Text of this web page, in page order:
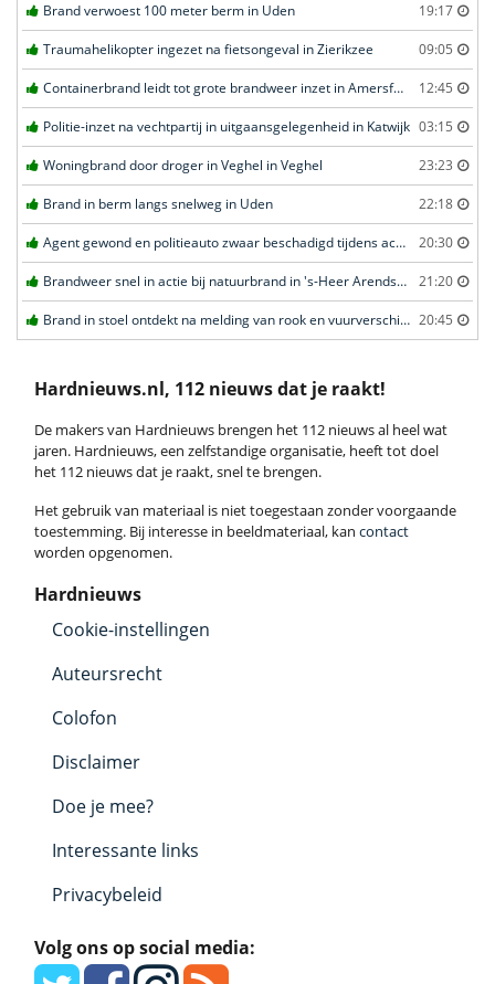
Brand verwoest 100 meter berm in Uden 19:17
Traumahelikopter ingezet na fietsongeval in Zierikzee 09:05
Containerbrand leidt tot grote brandweer inzet in Amersfoort 12:45
Politie-inzet na vechtpartij in uitgaansgelegenheid in Katwijk 03:15
Woningbrand door droger in Veghel in Veghel 23:23
Brand in berm langs snelweg in Uden 22:18
Agent gewond en politieauto zwaar beschadigd tijdens achtervolging in Uden 20:30
Brandweer snel in actie bij natuurbrand in 's-Heer Arendskerke 21:20
Brand in stoel ontdekt na melding van rook en vuurverschijnselen in portiekflat in Rotterdam 20:45
Hardnieuws.nl, 112 nieuws dat je raakt!
De makers van Hardnieuws brengen het 112 nieuws al heel wat
jaren. Hardnieuws, een zelfstandige organisatie, heeft tot doel
het 112 nieuws dat je raakt, snel te brengen.
Het gebruik van materiaal is niet toegestaan zonder voorgaande
toestemming. Bij interesse in beeldmateriaal, kan contact
worden opgenomen.
Hardnieuws
Cookie-instellingen
Auteursrecht
Colofon
Disclaimer
Doe je mee?
Interessante links
Privacybeleid
Volg ons op social media: